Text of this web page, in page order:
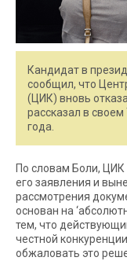
Кандидат в
сообщил, что
(ЦИК) вновь
рассказал в
года.
По словам Боли,
его заявления и
рассмотрения
основан на
тем, что
честной
обжаловать это